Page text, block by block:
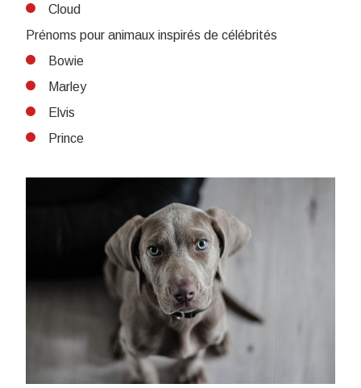
Cloud
Prénoms pour animaux inspirés de célébrités
Bowie
Marley
Elvis
Prince